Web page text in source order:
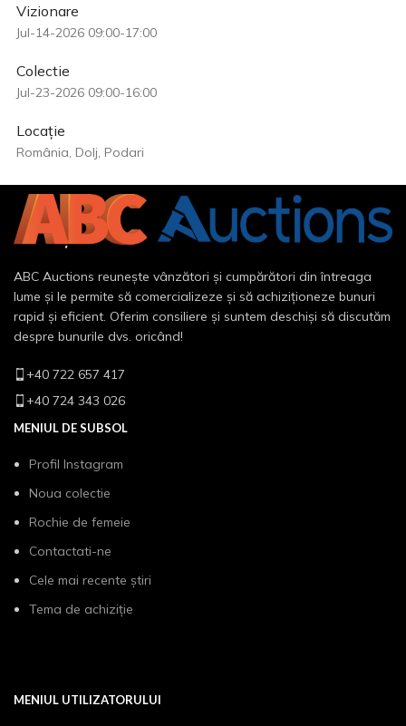
Vizionare
Jul-14-2026 09:00-17:00
Colectie
Jul-23-2026 09:00-16:00
Locație
România, Dolj, Podari
ABC Auctions reunește vânzători și cumpărători din întreaga
lume și le permite să comercializeze și să achiziționeze bunuri
rapid și eficient. Oferim consiliere și suntem deschiși să discutăm
despre bunurile dvs. oricând!
+40 722 657 417
+40 724 343 026
MENIUL DE SUBSOL
Profil Instagram
Noua colectie
Rochie de femeie
Contactati-ne
Cele mai recente știri
Tema de achiziție
MENIUL UTILIZATORULUI